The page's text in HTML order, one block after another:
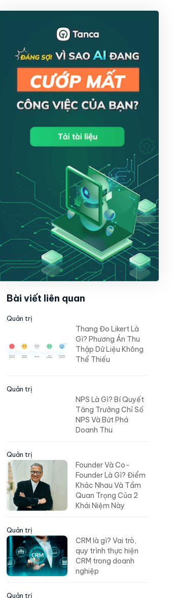
Bài viết liên quan
Quản trị
Thang Đo Likert Là
Gì? Phương Án Thu
Thập Dữ Liệu Không
Thể Thiếu
Quản trị
NPS Là Gì? Bí Quyết
Tăng Trưởng Chỉ Số
NPS Và Bứt Phá
Doanh Thu
Quản trị
Founder Và Co-
Founder Là Gì? Điểm
Khác Nhau Và Tầm
Quan Trọng Của 2
Khái Niệm Này
Quản trị
CRM là gì? Vai trò,
quy trình thực hiện
CRM trong doanh
nghiệp
Quản trị